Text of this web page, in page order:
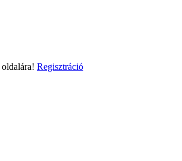
oldalára! Regisztráció